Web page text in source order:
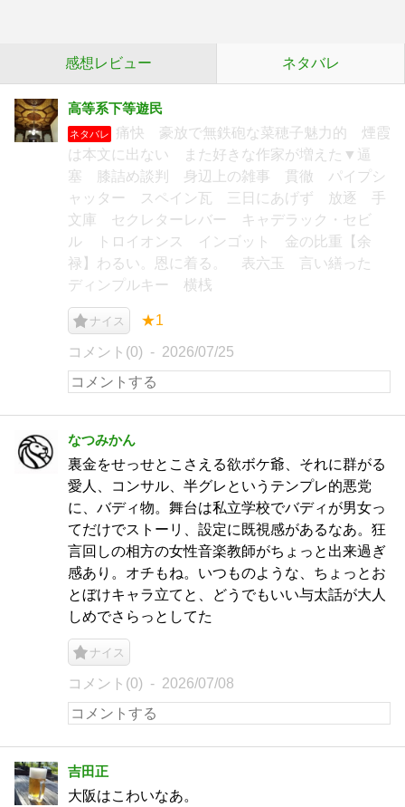
感想レビュー ネタバレ
高等系下等遊民
ネタバレ
痛快 豪放で無鉄砲な菜穂子魅力的 煙霞
は本文に出ない また好きな作家が増えた▼逼
塞 膝詰め談判 身辺上の雑事 貫徹 パイプシ
ャッター スペイン瓦 三日にあげず 放逐 手
文庫 セクレターレバー キャデラック・セビ
ル トロイオンス インゴット 金の比重【余
禄】わるい。恩に着る。 表六玉 言い繕った
ディンプルキー 横桟
ナイス ★1
コメント(0) 2026/07/25
なつみかん
裏金をせっせとこさえる欲ボケ爺、それに群がる
愛人、コンサル、半グレというテンプレ的悪党
に、バディ物。舞台は私立学校でバディが男女っ
てだけでストーリ、設定に既視感があるなあ。狂
言回しの相方の女性音楽教師がちょっと出来過ぎ
感あり。オチもね。いつものような、ちょっとお
とぼけキャラ立てと、どうでもいい与太話が大人
しめでさらっとしてた
ナイス
コメント(0) 2026/07/08
吉田正
大阪はこわいなあ。